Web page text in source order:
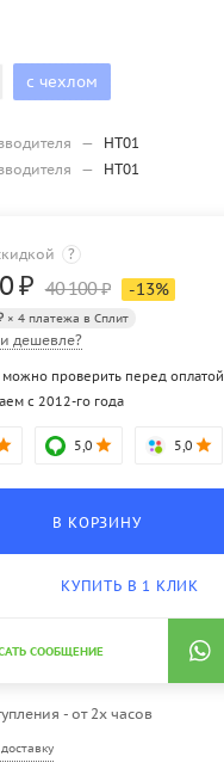
с чехлом
—
HT01
— HT01
?
₽ 40 100₽ -13%
× 4 платежа в Сплит
дешевле?
можно проверить перед оплатой
с 2012-го года
5,0 5,0
В КОРЗИНУ
КУПИТЬ В 1 КЛИК
СООБЩЕНИЕ
- от 2х часов